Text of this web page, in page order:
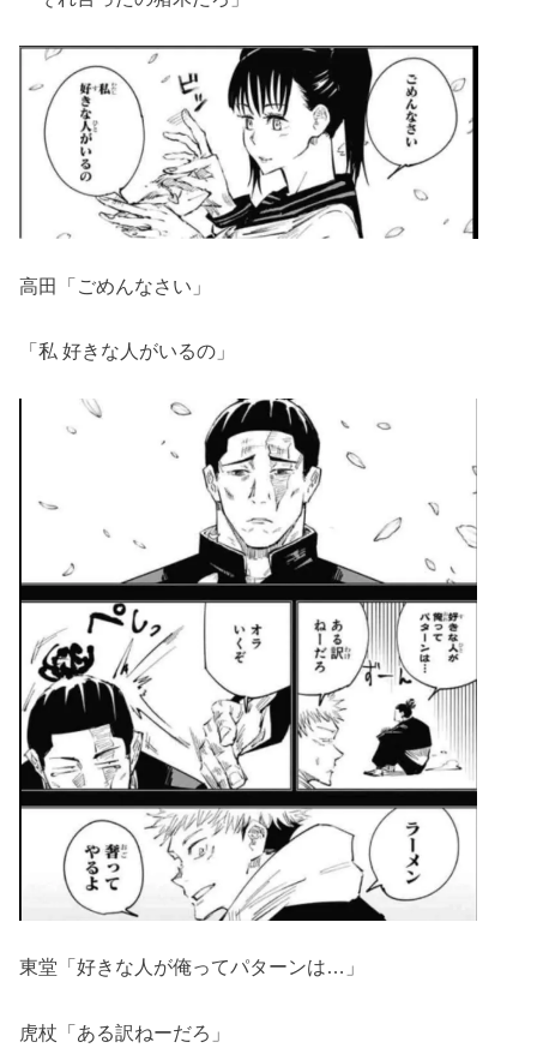
高田「ごめんなさい」
「私 好きな人がいるの」
東堂「好きな人が俺ってパターンは…」
虎杖「ある訳ねーだろ」